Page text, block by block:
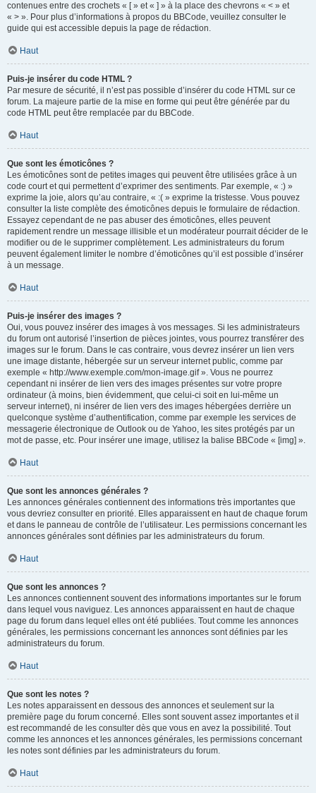
contenues entre des crochets « [ » et « ] » à la place des chevrons « < » et
« > ». Pour plus d’informations à propos du BBCode, veuillez consulter le
guide qui est accessible depuis la page de rédaction.
Haut
Puis-je insérer du code HTML ?
Par mesure de sécurité, il n’est pas possible d’insérer du code HTML sur ce
forum. La majeure partie de la mise en forme qui peut être générée par du
code HTML peut être remplacée par du BBCode.
Haut
Que sont les émoticônes ?
Les émoticônes sont de petites images qui peuvent être utilisées grâce à un
code court et qui permettent d’exprimer des sentiments. Par exemple, « :) »
exprime la joie, alors qu’au contraire, « :( » exprime la tristesse. Vous pouvez
consulter la liste complète des émoticônes depuis le formulaire de rédaction.
Essayez cependant de ne pas abuser des émoticônes, elles peuvent
rapidement rendre un message illisible et un modérateur pourrait décider de le
modifier ou de le supprimer complètement. Les administrateurs du forum
peuvent également limiter le nombre d’émoticônes qu’il est possible d’insérer
à un message.
Haut
Puis-je insérer des images ?
Oui, vous pouvez insérer des images à vos messages. Si les administrateurs
du forum ont autorisé l’insertion de pièces jointes, vous pourrez transférer des
images sur le forum. Dans le cas contraire, vous devrez insérer un lien vers
une image distante, hébergée sur un serveur internet public, comme par
exemple « http://www.exemple.com/mon-image.gif ». Vous ne pourrez
cependant ni insérer de lien vers des images présentes sur votre propre
ordinateur (à moins, bien évidemment, que celui-ci soit en lui-même un
serveur internet), ni insérer de lien vers des images hébergées derrière un
quelconque système d’authentification, comme par exemple les services de
messagerie électronique de Outlook ou de Yahoo, les sites protégés par un
mot de passe, etc. Pour insérer une image, utilisez la balise BBCode « [img] ».
Haut
Que sont les annonces générales ?
Les annonces générales contiennent des informations très importantes que
vous devriez consulter en priorité. Elles apparaissent en haut de chaque forum
et dans le panneau de contrôle de l’utilisateur. Les permissions concernant les
annonces générales sont définies par les administrateurs du forum.
Haut
Que sont les annonces ?
Les annonces contiennent souvent des informations importantes sur le forum
dans lequel vous naviguez. Les annonces apparaissent en haut de chaque
page du forum dans lequel elles ont été publiées. Tout comme les annonces
générales, les permissions concernant les annonces sont définies par les
administrateurs du forum.
Haut
Que sont les notes ?
Les notes apparaissent en dessous des annonces et seulement sur la
première page du forum concerné. Elles sont souvent assez importantes et il
est recommandé de les consulter dès que vous en avez la possibilité. Tout
comme les annonces et les annonces générales, les permissions concernant
les notes sont définies par les administrateurs du forum.
Haut